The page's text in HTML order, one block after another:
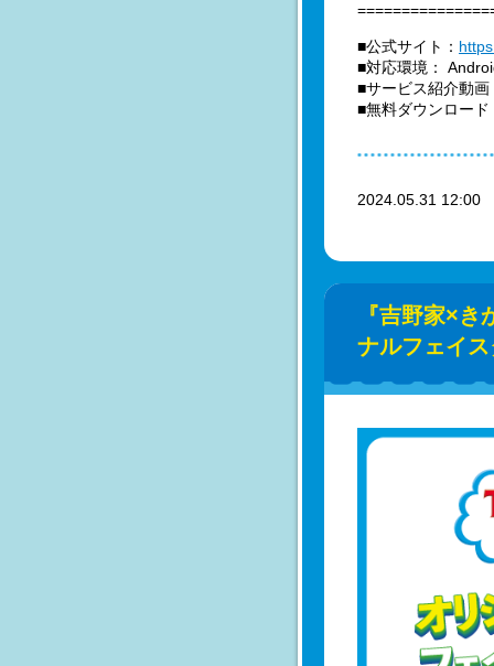
■公式サイト：
■対応環境：
■サービス紹介動画
■無料ダウンロー
2024.05.31
『吉野家×
ナルフェイ